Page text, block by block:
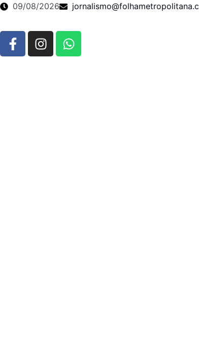
09/08/2026